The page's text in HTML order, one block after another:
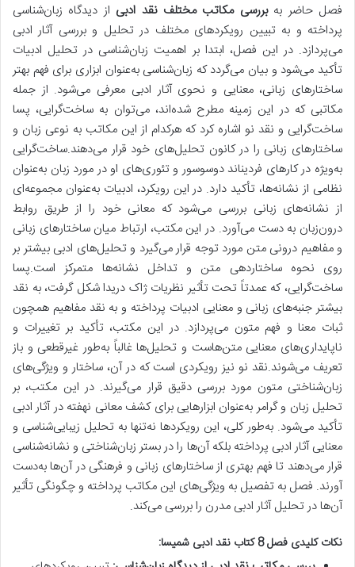
فصل حاضر بهبررسی مکاتب مختلف نقد ادبی از دیدگاه زبان‌شناسی
پرداخته و به تبیین رویکردهای مختلف در تحلیل و بررسی آثار ادبی
می‌پردازد. در این فصل، ابتدا بر اهمیت زبان‌شناسی در تحلیل ادبیات
تأکید می‌شود و بیان می‌گردد که زبان‌شناسی به‌عنوان ابزاری برای فهم بهتر
ساختارهای زبانی، معنایی و نحوی آثار ادبی معرفی می‌شود. از جمله
مکاتبی که در این زمینه مطرح شده‌اند، می‌توان به ساخت‌گرایی، پسا
ساخت‌گرایی و نقد نو اشاره کرد که هرکدام از این مکاتب به نوعی زبان و
ساختارهای زبانی را در کانون تحلیل‌های خود قرار می‌دهند.ساخت‌گرایی
به‌ویژه در کارهای فردیناند دوسوسور و تئوری‌های او در مورد زبان به‌عنوان
نظامی از نشانه‌ها، تأکید دارد. در این رویکرد، ادبیات به‌عنوان مجموعه‌ای
از نشانه‌های زبانی بررسی می‌شود که معانی خود را از طریق روابط
درون‌زبان به دست می‌آورد. در این مکتب، ارتباط میان ساختارهای زبانی
و مفاهیم درونی متن مورد توجه قرار می‌گیرد و تحلیل‌های ادبی بیشتر بر
روی نحوه ساختاردهی متن و تداخل نشانه‌ها متمرکز است.پسا
ساخت‌گرایی، که عمدتاً تحت تأثیر نظریات ژاک دریدا شکل گرفت، به نقد
بیشتر جنبه‌های زبانی و معنایی ادبیات پرداخته و به نقد مفاهیم همچون
ثبات معنا و فهم متون می‌پردازد. در این مکتب، تأکید بر تغییرات و
ناپایداری‌های معنایی متن‌هاست و تحلیل‌ها غالباً به‌طور غیرقطعی و باز
تعریف می‌شوند.نقد نو نیز رویکردی است که در آن، ساختار و ویژگی‌های
زبان‌شناختی متون مورد بررسی دقیق قرار می‌گیرند. در این مکتب، بر
تحلیل زبان و گرامر به‌عنوان ابزارهایی برای کشف معانی نهفته در آثار ادبی
تأکید می‌شود. به‌طور کلی، این رویکردها نه‌تنها به تحلیل زیبایی‌شناسی و
معنایی آثار ادبی پرداخته بلکه آن‌ها را در بستر زبان‌شناختی و نشانه‌شناسی
قرار می‌دهند تا فهم بهتری از ساختارهای زبانی و فرهنگی در آن‌ها به‌دست
آورند. فصل به تفصیل به ویژگی‌های این مکاتب پرداخته و چگونگی تأثیر
آن‌ها در تحلیل آثار ادبی مدرن را بررسی می‌کند.
نکات کلیدی فصل 8 کتاب نقد ادبی شمیسا: